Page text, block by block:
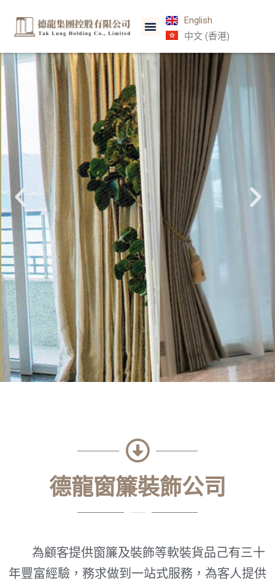
English
中文 (香港)
德龍窗簾裝飾公司
為顧客提供窗簾及裝飾等軟裝貨品己有三十
年豐富經驗，務求做到一站式服務，為客人提供